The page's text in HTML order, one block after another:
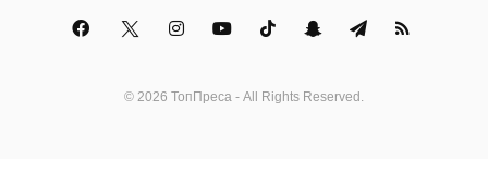
© 2026 ТопПреса - All Rights Reserved.